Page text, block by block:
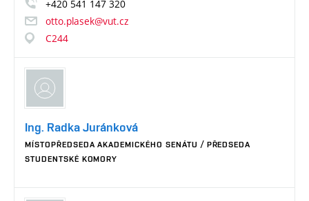
+420 541 147 320
otto.plasek@vut.cz
C244
Ing. Radka Juránková
MÍSTOPŘEDSEDA AKADEMICKÉHO SENÁTU / PŘEDSEDA
STUDENTSKÉ KOMORY